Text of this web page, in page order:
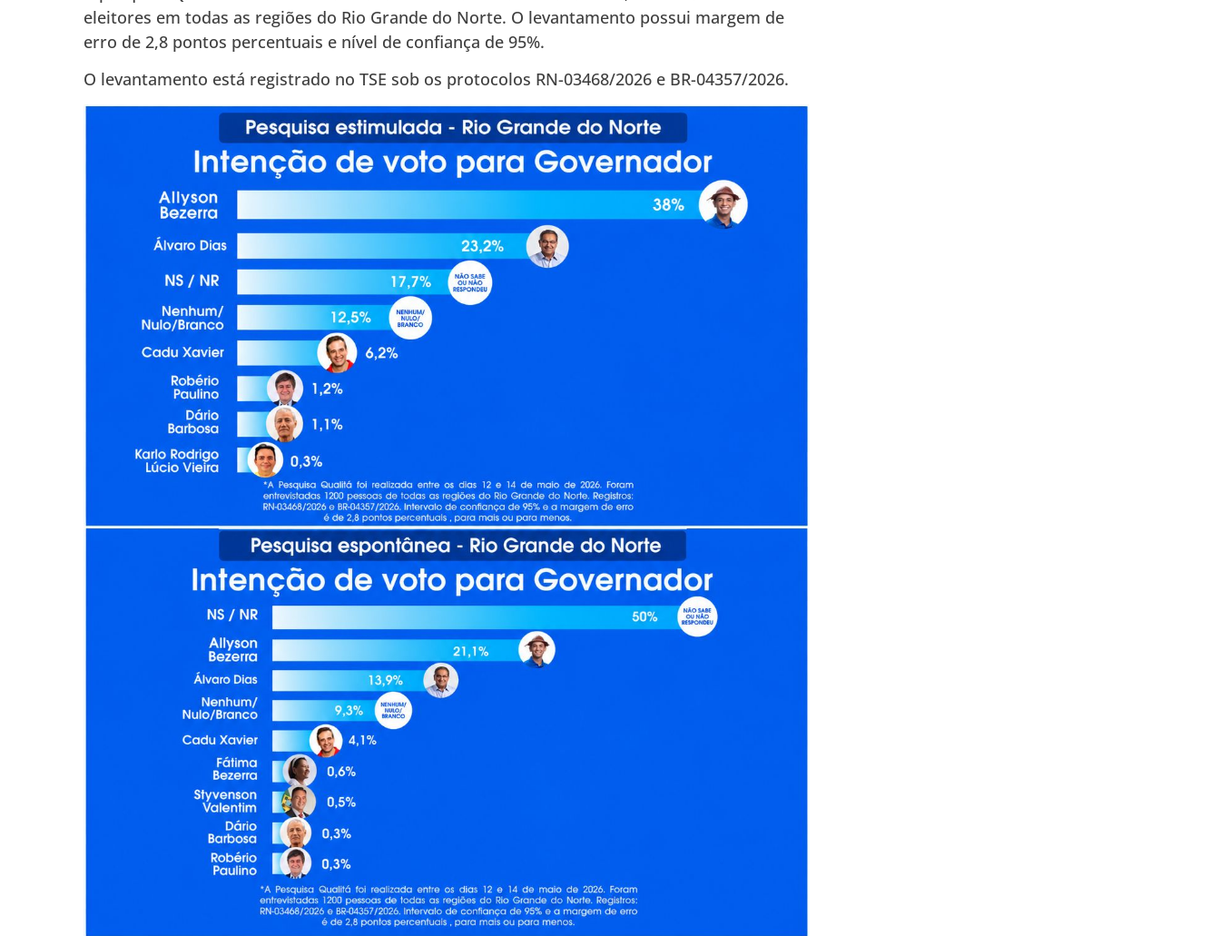
eleitores em todas as regiões do Rio Grande do Norte. O levantamento possui margem de
erro de 2,8 pontos percentuais e nível de confiança de 95%.
O levantamento está registrado no TSE sob os protocolos RN-03468/2026 e BR-04357/2026.